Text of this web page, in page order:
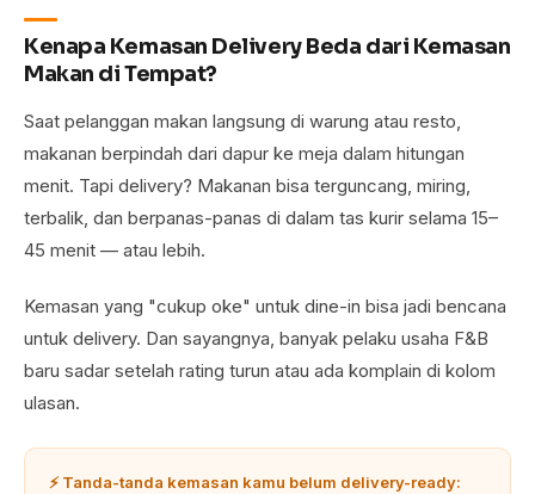
Kenapa Kemasan Delivery Beda dari Kemasan
Makan di Tempat?
Saat pelanggan makan langsung di warung atau resto,
makanan berpindah dari dapur ke meja dalam hitungan
menit. Tapi delivery? Makanan bisa terguncang, miring,
terbalik, dan berpanas-panas di dalam tas kurir selama 15–
45 menit — atau lebih.
Kemasan yang "cukup oke" untuk dine-in bisa jadi bencana
untuk delivery. Dan sayangnya, banyak pelaku usaha F&B
baru sadar setelah rating turun atau ada komplain di kolom
ulasan.
⚡ Tanda-tanda kemasan kamu belum delivery-ready: